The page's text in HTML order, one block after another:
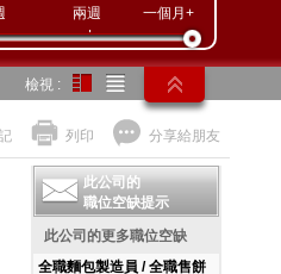
兩週 一個月+
檢視 :
列印 分享給朋友
此公司的
職位空缺提示
此公司的更多職位空缺
全職麵包製造員 / 全職售餅